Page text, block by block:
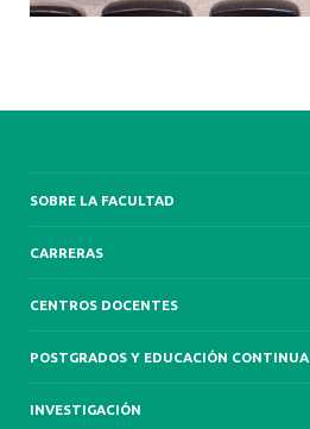
SOBRE LA FACULTAD
CARRERAS
CENTROS DOCENTES
POSTGRADOS Y EDUCACIÓN CONTINUA
INVESTIGACIÓN